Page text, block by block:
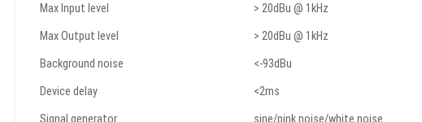
Max Input level
> 20dBu @ 1kHz
Max Output level
> 20dBu @ 1kHz
Background noise
<-93dBu
Device delay
<2ms
Signal generator
sine/pink noise/white noise